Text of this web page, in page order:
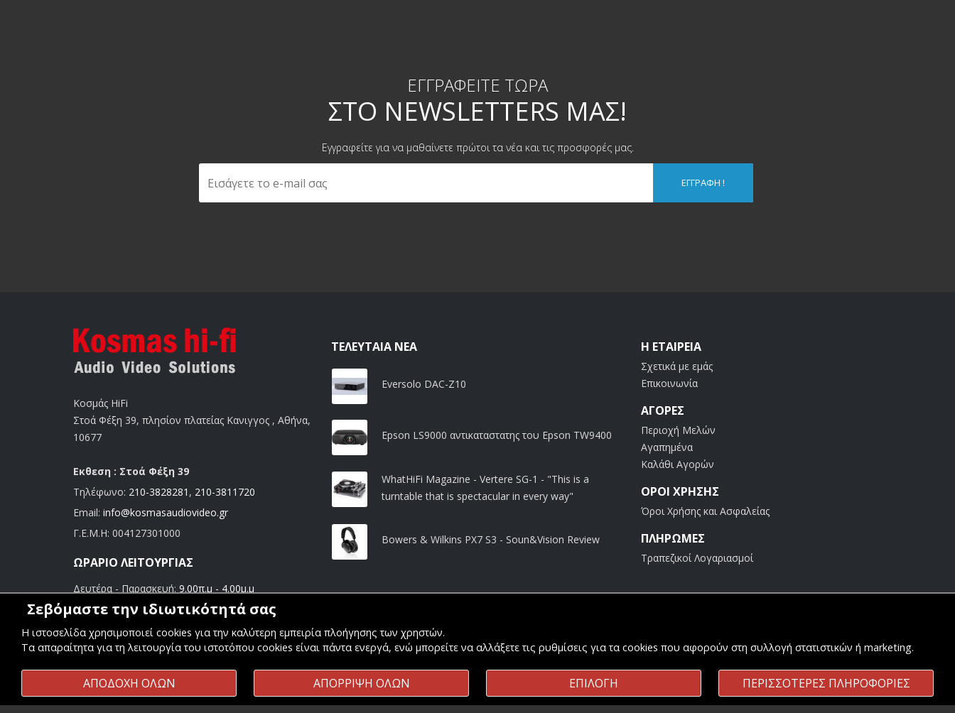
ΕΓΓΡΑΦΕΊΤΕ ΤΏΡΑ
ΣΤΟ NEWSLETTERS ΜΑΣ!
Εγγραφείτε για να μαθαίνετε πρώτοι τα νέα και τις προσφορές μας.
ΕΓΓΡΑΦΉ !
Κοσμάς HiFi
Στοά Φέξη 39, πλησίον πλατείας Κανιγγος , Αθήνα,
10677
Εκθεση : Στοά Φέξη 39
Τηλέφωνο: 210-3828281 , 210-3811720
Email: info@kosmasaudiovideo.gr
Γ.Ε.Μ.Η: 004127301000
ΩΡΆΡΙΟ ΛΕΙΤΟΥΡΓΊΑΣ
Δευτέρα - Παρασκευή: 9.00π.μ - 4.00μ.μ
Σάββατο:9.00π.μ - 3.00μ.μ
ΤΕΛΕΥΤΑΊΑ ΝΈΑ
Eversolo DAC-Z10
Epson LS9000 αντικαταστατης του Epson TW9400
WhatHiFi Magazine - Vertere SG-1 - "This is a
turntable that is spectacular in every way"
Bowers & Wilkins PX7 S3 - Soun&Vision Review
Η ΕΤΑΙΡΕΊΑ
Σχετικά με εμάς
Επικοινωνία
ΑΓΟΡΈΣ
Περιοχή Μελών
Αγαπημένα
Καλάθι Αγορών
ΟΡΟΙ ΧΡΗΣΗΣ
Όροι Χρήσης και Ασφαλείας
ΠΛΗΡΩΜΕΣ
Τραπεζικοί Λογαριασμοί
Copyright ©Κοσμάς Audio Video. All Rights Reserved Κατασκευή & ΦιλοξενίαKomvos.gr
Σεβόμαστε την ιδιωτικότητά σας
Η ιστοσελίδα χρησιμοποιεί cookies για την καλύτερη εμπειρία πλοήγησης των χρηστών.
Τα απαραίτητα για τη λειτουργία του ιστοτόπου cookies είναι πάντα ενεργά, ενώ μπορείτε να αλλάξετε τις ρυθμίσεις για τα cookies που αφορούν στη συλλογή στατιστικών ή marketing.
ΑΠΟΔΟΧΗ ΟΛΩΝ ΑΠΟΡΡΙΨΗ ΟΛΩΝ ΕΠΙΛΟΓΗ ΠΕΡΙΣΣΟΤΕΡΕΣ ΠΛΗΡΟΦΟΡΙΕΣ